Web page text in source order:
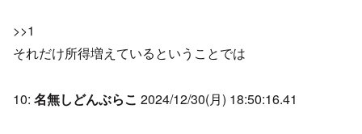
>>1
それだけ所得増えているということでは
10: 名無しどんぶらこ 2024/12/30(月) 18:50:16.41